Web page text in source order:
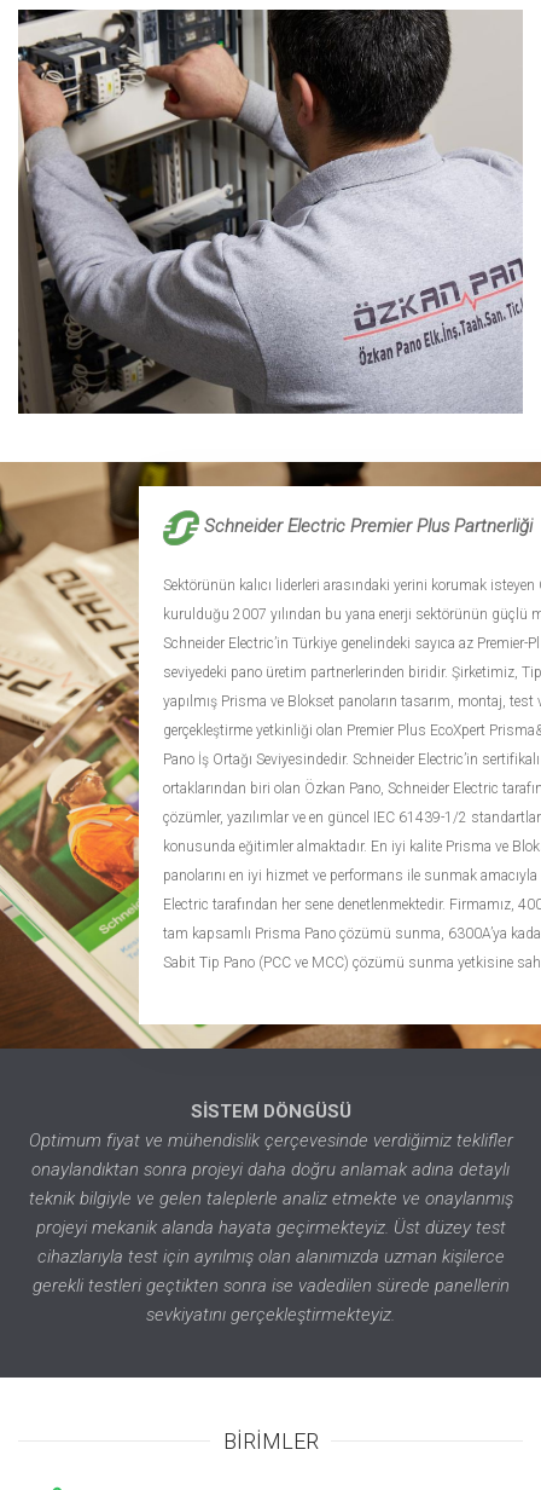
Schneider Electric Premier Plus Partnerliği
Sektörünün kalıcı liderleri arasındaki yerini korumak isteyen
kurulduğu 2007 yılından bu yana enerji sektörünün güçlü
Schneider Electric’in Türkiye genelindeki sayıca az Premier-
seviyedeki pano üretim partnerlerinden biridir. Şirketimiz,
yapılmış Prisma ve Blokset panoların tasarım, montaj, test
gerçekleştirme yetkinliği olan Premier Plus EcoXpert
Pano İş Ortağı Seviyesindedir. Schneider Electric’in sertifikalı
ortaklarından biri olan Özkan Pano, Schneider Electric
çözümler, yazılımlar ve en güncel IEC 61439-1/2
konusunda eğitimler almaktadır. En iyi kalite Prisma ve
panolarını en iyi hizmet ve performans ile sunmak amacıyla
Electric tarafından her sene denetlenmektedir. Firmamız,
tam kapsamlı Prisma Pano çözümü sunma, 6300A’ya
Sabit Tip Pano (PCC ve MCC) çözümü sunma yetkisine
SİSTEM DÖNGÜSÜ
Optimum fiyat ve mühendislik çerçevesinde verdiğimiz teklifler
onaylandıktan sonra projeyi daha doğru anlamak adına detaylı
teknik bilgiyle ve gelen taleplerle analiz etmekte ve onaylanmış
projeyi mekanik alanda hayata geçirmekteyiz. Üst düzey test
cihazlarıyla test için ayrılmış olan alanımızda uzman kişilerce
gerekli testleri geçtikten sonra ise vadedilen sürede panellerin
sevkiyatını gerçekleştirmekteyiz.
BİRİMLER